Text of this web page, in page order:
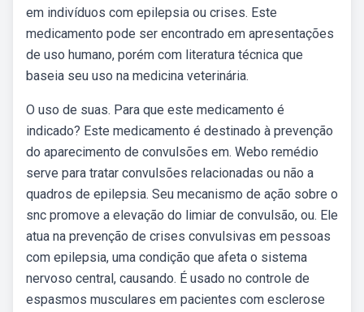
em indivíduos com epilepsia ou crises. Este
medicamento pode ser encontrado em apresentações
de uso humano, porém com literatura técnica que
baseia seu uso na medicina veterinária.
O uso de suas. Para que este medicamento é
indicado? Este medicamento é destinado à prevenção
do aparecimento de convulsões em. Webo remédio
serve para tratar convulsões relacionadas ou não a
quadros de epilepsia. Seu mecanismo de ação sobre o
snc promove a elevação do limiar de convulsão, ou. Ele
atua na prevenção de crises convulsivas em pessoas
com epilepsia, uma condição que afeta o sistema
nervoso central, causando. É usado no controle de
espasmos musculares em pacientes com esclerose